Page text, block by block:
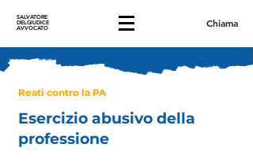
SALVATORE
DELGIUDICE
AVVOCATO Chiama
Reati contro la PA
Esercizio abusivo della
professione